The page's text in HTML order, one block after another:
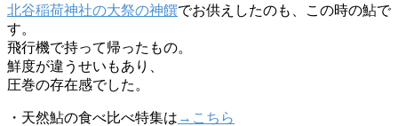
北谷稲荷神社の大祭の神饌でお供えしたのも、この時の鮎で
す。
飛行機で持って帰ったもの。
鮮度が違うせいもあり、
圧巻の存在感でした。
・天然鮎の食べ比べ特集は →こちら